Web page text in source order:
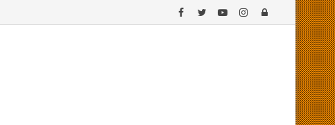
Log
Instagram
YouTube
Twitter
Facebook